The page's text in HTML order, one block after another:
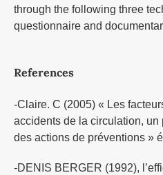
through the following three
questionnaire and
References
-Claire. C (2005) « Les
accidents de la circulation, un
des actions de préventions »
-DENIS BERGER (1992),